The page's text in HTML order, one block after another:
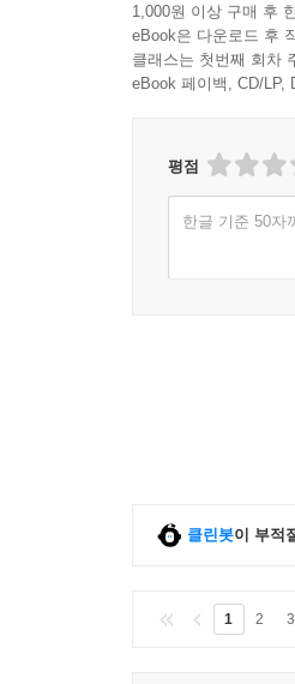
1,000원 이상 구매 후
eBook은 다운로드 후
클래스는 첫번째 회차
eBook 페이백, CD/LP,
평점
한글 기준 50자
클린봇이 부적
1 2 3